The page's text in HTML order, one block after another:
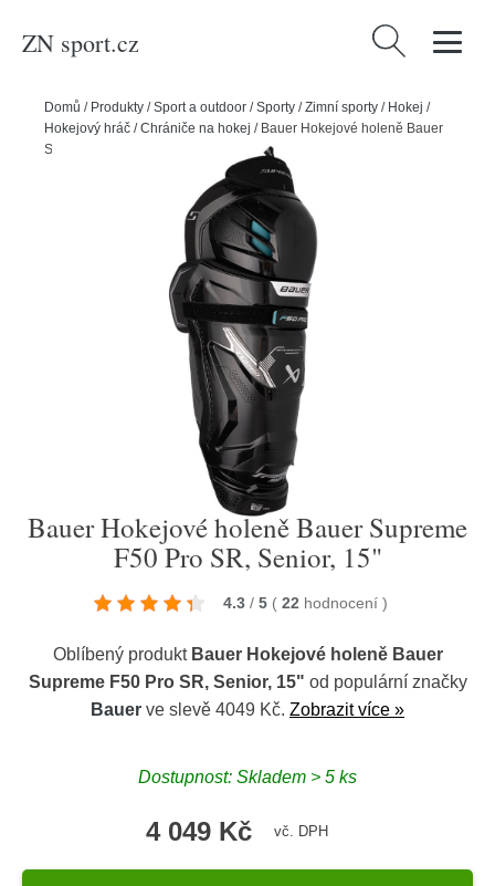
ZN sport.cz Vyhledávání
Domů / Produkty /Sport a outdoor /Sporty /Zimní sporty / Hokej /
Hokejový hráč /Chrániče na hokej / Bauer Hokejové holeně Bauer
Supreme F50 Pro SR, Senior, 15"
Bauer Hokejové holeně Bauer Supreme
F50 Pro SR, Senior, 15"
4.3 / 5 ( 22 hodnocení )
Oblíbený produkt Bauer Hokejové holeně Bauer
Supreme F50 Pro SR, Senior, 15" od populární značky
Bauer ve slevě 4049 Kč. Zobrazit více »
Dostupnost: Skladem > 5 ks
4 049 Kč vč. DPH